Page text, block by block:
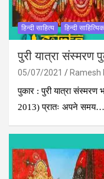
हिन्दी साहित्य हिन्दी
पुरी यात्रा संस्मरण
05/07/2021 Ramesh
पुकार : पुरी यात्रा
2013) प्रातः अपने समय…